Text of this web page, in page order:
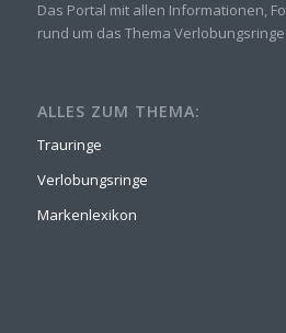
Das Portal mit allen Informationen,
rund um das Thema
ALLES ZUM THEMA:
Trauringe
Verlobungsringe
Markenlexikon